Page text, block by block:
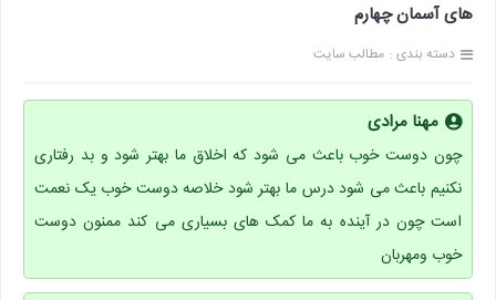
های آسمان چهارم
دسته بندی : مطالب سایت
مهنا مرادی
چون دوست خوب باعث می شود که اخلاق ما بهتر شود و بد رفتاری
نکنیم باعث می شود درس ما بهتر شود خلاصه دوست خوب یک نعمت
است چون در آینده به ما کمک های بسیاری می کند ممنون دوست
خوب ومهربان